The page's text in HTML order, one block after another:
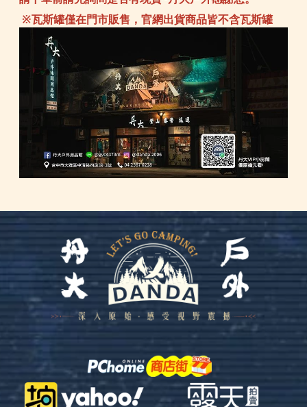
※瓦斯罐僅在門市販售，官網出貨商品皆不含瓦斯罐